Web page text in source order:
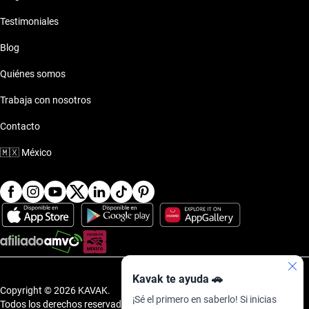
Dodge Charger 2022 de 700 mil pesos
Dodge Charger 2022 de 750 mil pesos
Dodge Charger 2022 de 850 mil pesos
Dodge Charger 2022 de 900 mil pesos
Dodge Charger 2022 de 950 mil pesos
Kavak te ayuda 🚗
¡Sé el primero en saberlo! Si inicias
Testimoniales
Blog
Quiénes somos
Trabaja con nosotros
Contacto
🇲🇽 México
Copyright © 2026 KAVAK.
Todos los derechos reservados.